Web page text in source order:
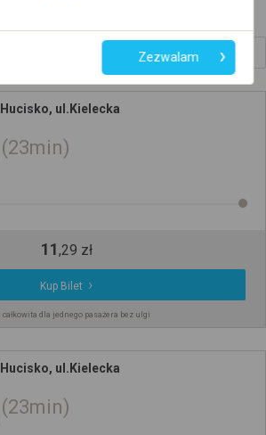
Hucisko, ul.Kielecka
23min
11,29 zł
Kup Bilet
całkowita dla jednego pasażera bez ulgi
Hucisko, ul.Kielecka
23min
Zezwalam